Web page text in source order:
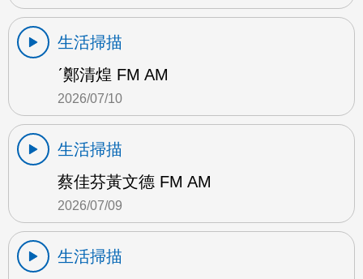
生活掃描
ˊ鄭清煌 FM AM
2026/07/10
生活掃描
蔡佳芬黃文德 FM AM
2026/07/09
生活掃描